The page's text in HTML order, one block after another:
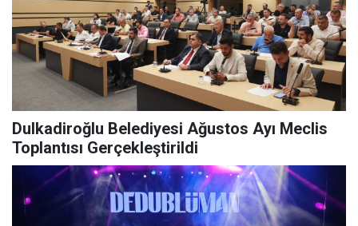
Dulkadiroğlu Belediyesi Ağustos Ayı Meclis
Toplantısı Gerçekleştirildi